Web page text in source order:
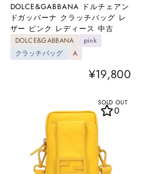
DOLCE&GABBANA ドルチェアン
ドガッバーナ クラッチバッグ レ
ザー ピンク レディース 中古
DOLCE&GABBANA
pink
クラッチバッグ
A
¥19,800
SOLD OUT
0